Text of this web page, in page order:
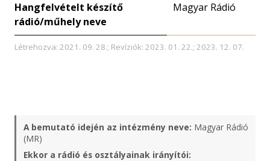
Hangfelvételt készítő
rádió/műhely neve
Magyar Rádió
Létrehozva: 2021. 09. 28.; Revíziók: 2023. 01. 22.; 2023. 12. 07.
A bemutató idején az intézmény neve: Magyar Rádió
(MR)
Ekkor a rádió és osztályainak irányítói: